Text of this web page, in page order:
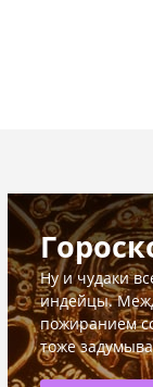
Ну и чудаки
индейцы.
пожиранием
тоже